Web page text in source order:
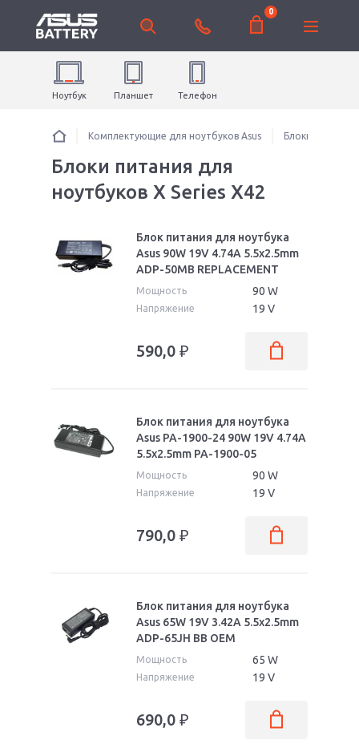
0
Ноутбук Планшет Телефон
Комплектующие для ноутбуков Asus Блоки питания
Блоки питания для
ноутбуков X Series X42
Блок питания для ноутбука
Asus 90W 19V 4.74A 5.5x2.5mm
ADP-50MB REPLACEMENT
Мощность 90 W
Напряжение 19 V
590,0 ₽
Блок питания для ноутбука
Asus PA-1900-24 90W 19V 4.74A
5.5x2.5mm PA-1900-05
Мощность 90 W
Напряжение 19 V
790,0 ₽
Блок питания для ноутбука
Asus 65W 19V 3.42A 5.5x2.5mm
ADP-65JH BB OEM
Мощность 65 W
Напряжение 19 V
690,0 ₽